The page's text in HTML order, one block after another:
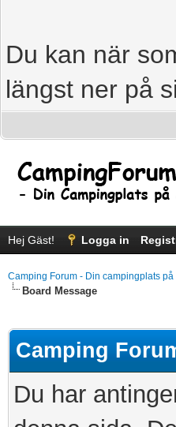
Du kan när
längst ner på
Hej Gäst! Logga in
Camping Forum - Din campingplats på
Board Message
Camping
Du har